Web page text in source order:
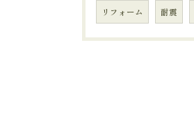
リフォーム 耐震